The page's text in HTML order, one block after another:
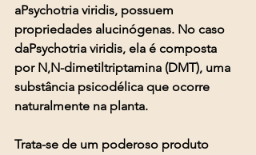
aPsychotria viridis, possuem
propriedades alucinógenas. No caso
daPsychotria viridis, ela é composta
por N,N-dimetiltriptamina (DMT), uma
substância psicodélica que ocorre
naturalmente na planta.
Trata-se de um poderoso produto